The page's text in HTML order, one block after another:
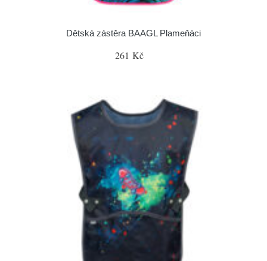
Dětská zástěra BAAGL Plameňáci
261 Kč